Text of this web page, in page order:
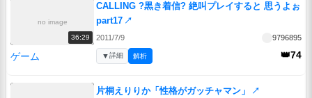
no image
36:29
CALLING ?黒き着信? 絶叫プレイすると 思うよぉ
part17 ↗
2011/7/9 9796895
ゲーム 👑74
▼詳細 解析
片桐えりりか「性格がガッチャマン」 ↗